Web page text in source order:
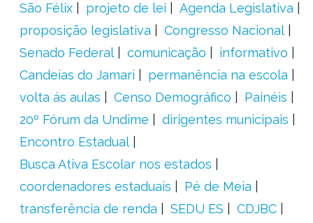
São Félix
projeto de lei
Agenda Legislativa
proposição legislativa
Congresso Nacional
Senado Federal
comunicação
informativo
Candeias do Jamari
permanência na escola
volta ás aulas
Censo Demográfico
Painéis
20º Fórum da Undime
dirigentes municipais
Encontro Estadual
Busca Ativa Escolar nos estados
coordenadores estaduais
Pé de Meia
transferência de renda
SEDU ES
CDJBC